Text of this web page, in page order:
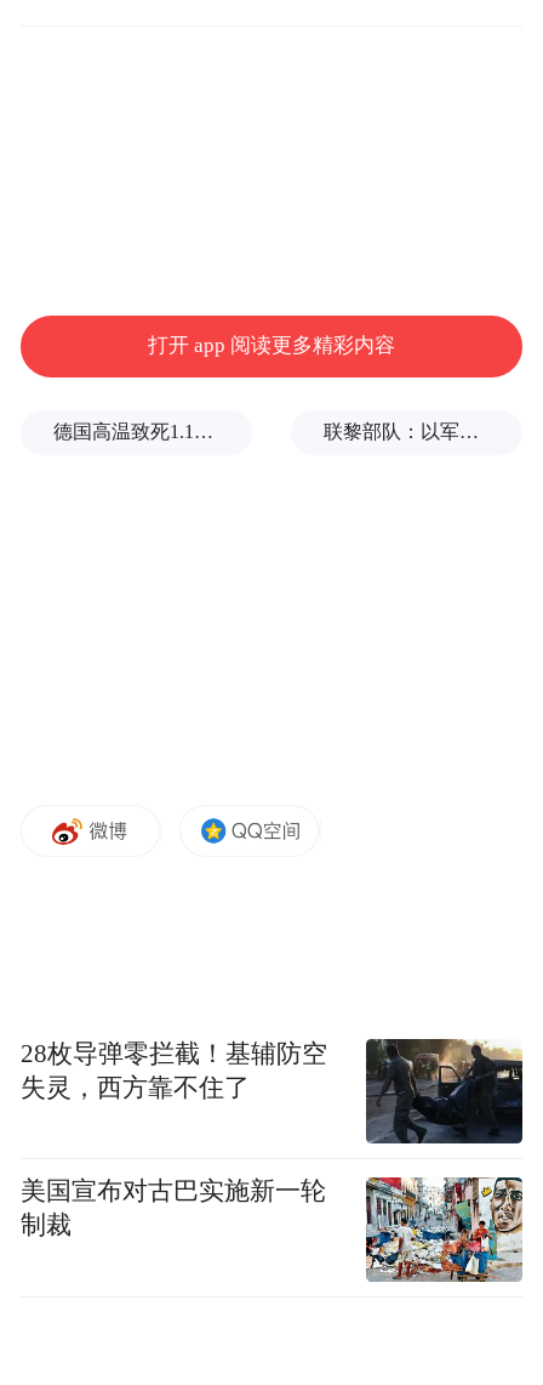
pictures and audios if any) is uploaded and posted
by the user of Dafeng Hao, which is a social media
platform and merely provides information storage
打开 app 阅读更多精彩内容
德国高温致死1.19万人，为2016年来最高纪录 联黎部队：以军单日向黎发射113枚炮弹
28枚导弹零拦截！基辅防空
失灵，西方靠不住了
美国宣布对古巴实施新一轮
制裁